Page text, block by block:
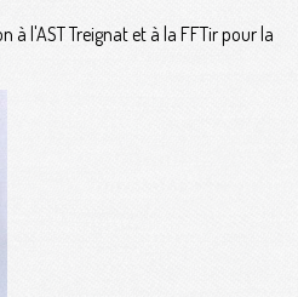
à l'AST Treignat et à la FFTir pour la